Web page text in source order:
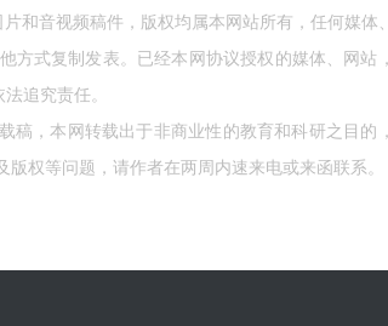
和音视频稿件，版权均属本网站所有，任何媒体
方式复制发表。已经本网协议授权的媒体、网站
追究责任。
稿，本网转载出于非商业性的教育和科研之目的
权等问题，请作者在两周内速来电或来函联系。